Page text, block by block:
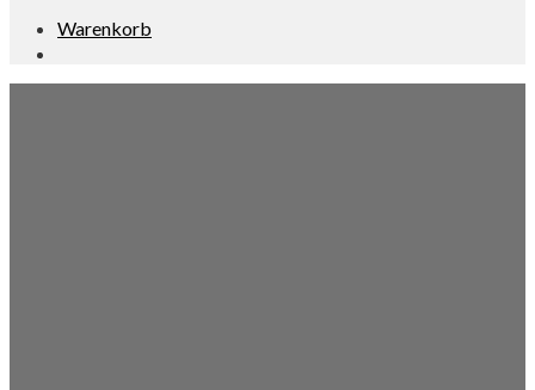
Warenkorb